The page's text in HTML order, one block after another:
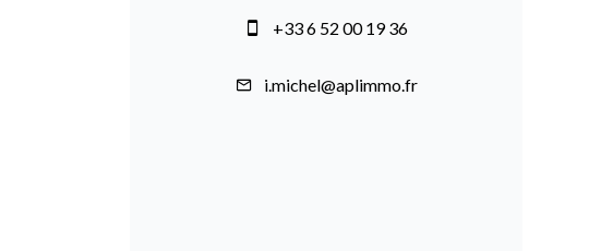
+33 6 52 00 19 36
i.michel@aplimmo.fr